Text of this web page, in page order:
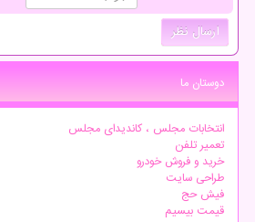
دوستان ما
انتخابات مجلس ، کاندیدای مجلس
تعمیر تلفن
خرید و فروش خودرو
طراحی سایت
فیش حج
قیمت بیسیم